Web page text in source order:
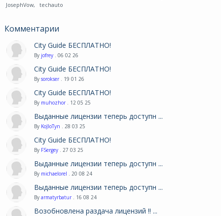
JosephVow, techauto
Комментарии
City Guide БЕСПЛАТНО!
By jofrey . 06 02 26
City Guide БЕСПЛАТНО!
By sorokser . 19 01 26
City Guide БЕСПЛАТНО!
By muhozhor . 12 05 25
Выданные лицензии теперь доступн ...
By KoJIoTyn . 28 03 25
City Guide БЕСПЛАТНО!
By FSergey . 27 03 25
Выданные лицензии теперь доступн ...
By michaelorel . 20 08 24
Выданные лицензии теперь доступн ...
By armatyrbatur . 16 08 24
Возобновлена раздача лицензий !! ...